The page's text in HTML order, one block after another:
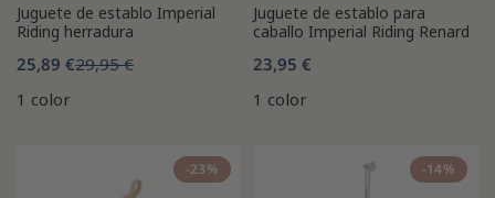
Juguete de establo Imperial
Riding herradura
25,89 €29,95 €
1 color
Juguete de establo para
caballo Imperial Riding Renard
23,95 €
1 color
-23% -14%